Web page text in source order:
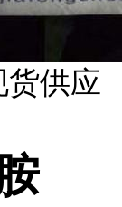
货供应